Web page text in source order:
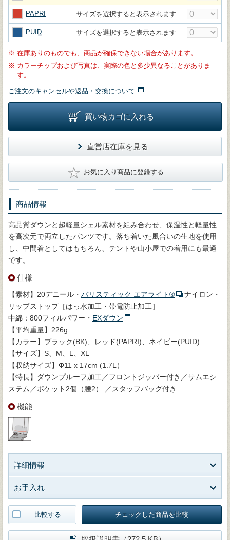
PAPRI サイズを選択すると表示されます
PUID サイズを選択すると表示されます
※ 在庫ありのものでも、商品が確保できない場合があります。
※ カラーチップおよび写真は、実際の色と多少異なることがありま
す。
ご注文のキャンセルや返品・交換について
買い物カゴに入れる
直営店在庫を見る
★ お気に入り商品に登録する
商品情報
高品質ダウンと超軽量シェル素材を組み合わせ、保温性と軽量性
を高次元で両立したパンツです。落ち着いた風合いの生地を使用
し、中間着としてはもちろん、テントや山小屋での着用にも最適
です。
仕様
【素材】20デニール・ バリスティック エアライト®
ナイロン・
リップストップ［はっ水加工・帯電防止加工］
中綿：800フィルパワー・ EXダウン
【平均重量】226g
【カラー】ブラック(BK)、レッド(PAPRI)、ネイビー(PUID)
【サイズ】S、M、L、XL
【収納サイズ】Φ11 x 17cm (1.7L）
【特長】ダウンプルーフ加工／フロントジッパー付き／サムエシ
ステム／ポケット2個（腰2） ／スタッフバッグ付き
機能
詳細情報
お手入れ
比較する チェックした商品を比較